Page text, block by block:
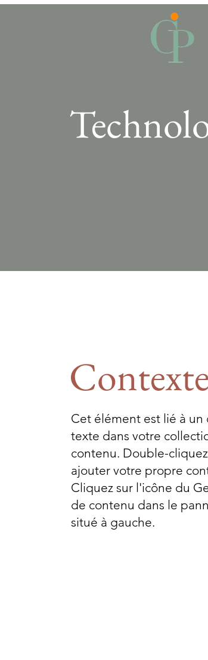
Contexte
Cet élément est lié à un
texte dans votre
contenu. Double-
ajouter votre propre
Cliquez sur l'icône du
de contenu dans le
situé à gauche.